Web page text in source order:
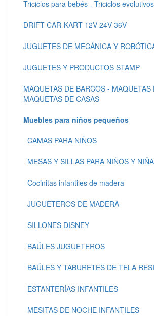
Triciclos para bebés - Triciclos evolutivos
DRIFT CAR-KART 12V-24V-36V
JUGUETES DE MECÁNICA Y
JUGUETES Y PRODUCTOS STAMP
MAQUETAS DE BARCOS - MAQUETAS
MAQUETAS DE CASAS
Muebles para niños pequeños
CAMAS PARA NIÑOS
MESAS Y SILLAS PARA NIÑOS Y
Cocinitas infantiles de madera
JUGUETEROS DE MADERA
SILLONES DISNEY
BAÚLES JUGUETEROS
BAÚLES Y TABURETES DE TELA
ESTANTERÍAS INFANTILES
MESITAS DE NOCHE INFANTILES